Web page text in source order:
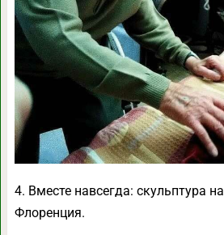
4. Вместе навсегда: скульптура
Флоренция.